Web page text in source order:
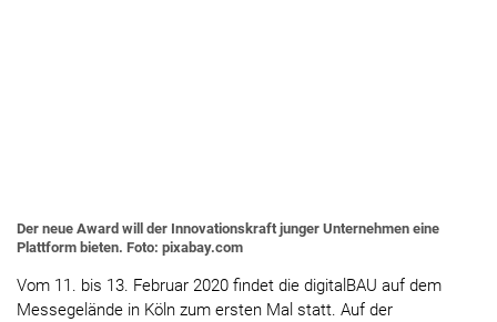
Der neue Award will der Innovationskraft junger Unternehmen eine
Plattform bieten. Foto: pixabay.com
Vom 11. bis 13. Februar 2020 findet die digitalBAU auf dem
Messegelände in Köln zum ersten Mal statt. Auf der